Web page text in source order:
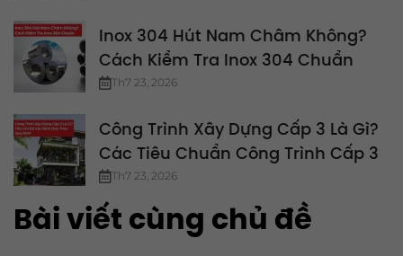
Inox 304 Hút Nam Châm Không?
Cách Kiểm Tra Inox 304 Chuẩn
Th7 23, 2026
Công Trình Xây Dựng Cấp 3 Là Gì?
Các Tiêu Chuẩn Công Trình Cấp 3
Th7 23, 2026
Bài viết cùng chủ đề